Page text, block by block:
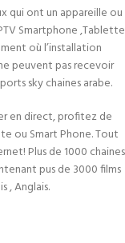
qui ont un appareille ou
Smartphone ,Tablette
où l’installation
peuvent pas recevoir
sky chaines arabe.
en direct, profitez de
ou Smart Phone. Tout
Plus de 1000 chaines
pus de 3000 films
, Anglais.